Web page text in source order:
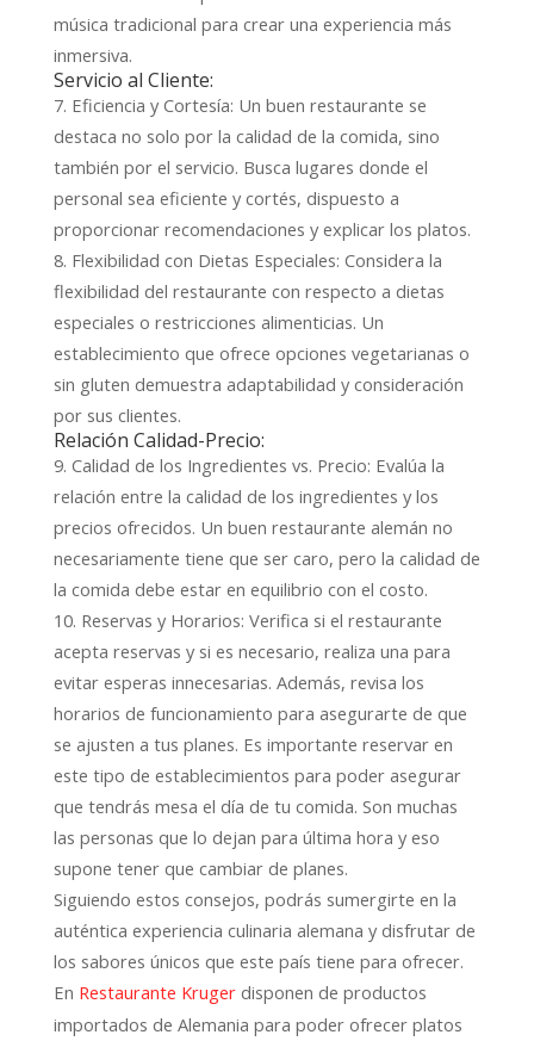
música tradicional para crear una experiencia más
inmersiva.
Servicio al Cliente:
7. Eficiencia y Cortesía: Un buen restaurante se
destaca no solo por la calidad de la comida, sino
también por el servicio. Busca lugares donde el
personal sea eficiente y cortés, dispuesto a
proporcionar recomendaciones y explicar los platos.
8. Flexibilidad con Dietas Especiales: Considera la
flexibilidad del restaurante con respecto a dietas
especiales o restricciones alimenticias. Un
establecimiento que ofrece opciones vegetarianas o
sin gluten demuestra adaptabilidad y consideración
por sus clientes.
Relación Calidad-Precio:
9. Calidad de los Ingredientes vs. Precio: Evalúa la
relación entre la calidad de los ingredientes y los
precios ofrecidos. Un buen restaurante alemán no
necesariamente tiene que ser caro, pero la calidad de
la comida debe estar en equilibrio con el costo.
10. Reservas y Horarios: Verifica si el restaurante
acepta reservas y si es necesario, realiza una para
evitar esperas innecesarias. Además, revisa los
horarios de funcionamiento para asegurarte de que
se ajusten a tus planes. Es importante reservar en
este tipo de establecimientos para poder asegurar
que tendrás mesa el día de tu comida. Son muchas
las personas que lo dejan para última hora y eso
supone tener que cambiar de planes.
Siguiendo estos consejos, podrás sumergirte en la
auténtica experiencia culinaria alemana y disfrutar de
los sabores únicos que este país tiene para ofrecer.
En Restaurante Krugerdisponen de productos
importados de Alemania para poder ofrecer platos